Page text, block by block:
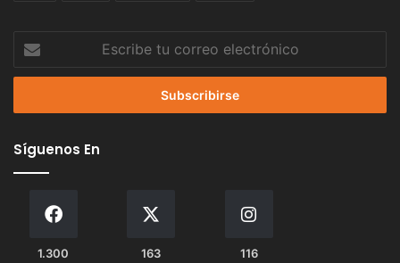
tu
correo
Síguenos En
1.300 163 116